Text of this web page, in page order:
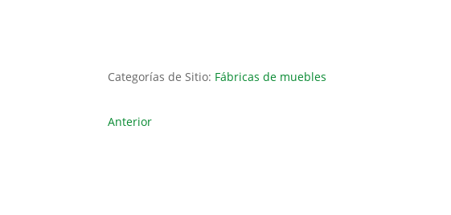
Categorías de Sitio: Fábricas de muebles
Anterior